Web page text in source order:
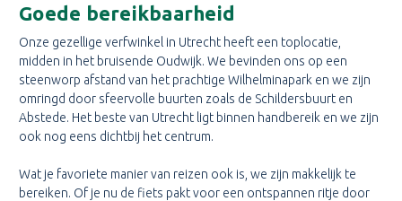
Goede bereikbaarheid
Onze gezellige verfwinkel in Utrecht heeft een toplocatie,
midden in het bruisende Oudwijk. We bevinden ons op een
steenworp afstand van het prachtige Wilhelminapark en we zijn
omringd door sfeervolle buurten zoals de Schildersbuurt en
Abstede. Het beste van Utrecht ligt binnen handbereik en we zijn
ook nog eens dichtbij het centrum.
Wat je favoriete manier van reizen ook is, we zijn makkelijk te
bereiken. Of je nu de fiets pakt voor een ontspannen ritje door